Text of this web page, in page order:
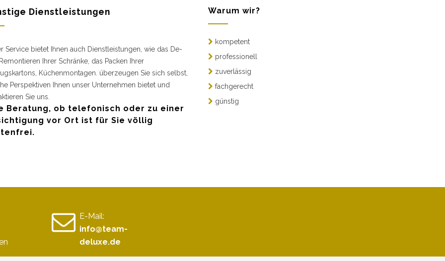
Dienstleistungen
Service bietet Ihnen auch Dienstleistungen, wie das De-
Ihrer Schränke, das Packen Ihrer
Küchenmontagen. überzeugen Sie sich selbst,
Perspektiven Ihnen unser Unternehmen bietet und
Sie uns.
Beratung, ob telefonisch oder zu einer
vor Ort ist für Sie völlig
Warum wir?
kompetent
professionell
zuverlässig
fachgerecht
günstig
E-Mail:
info@team-
deluxe.de